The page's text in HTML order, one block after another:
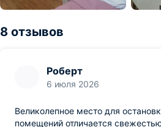
8 отзывов
Роберт
6 июля 2026
Великолепное место для
помещений отличается